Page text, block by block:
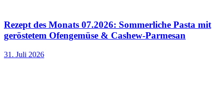
Rezept des Monats 07.2026: Sommerliche Pasta mit
geröstetem Ofengemüse & Cashew-Parmesan
31. Juli 2026